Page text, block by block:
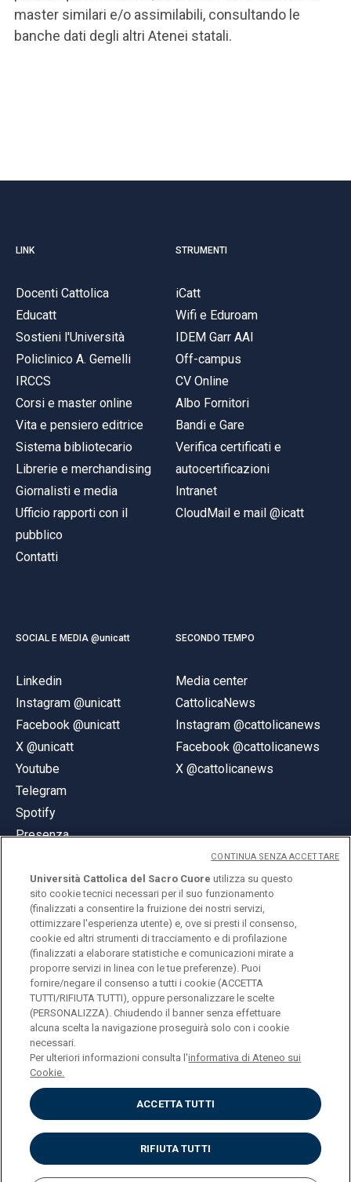
master similari e/o assimilabili, consultando le
banche dati degli altri Atenei statali.
LINK
Docenti Cattolica
Educatt
Sostieni l'Università
Policlinico A. Gemelli
IRCCS
Corsi e master online
Vita e pensiero editrice
Sistema bibliotecario
Librerie e merchandising
Giornalisti e media
Ufficio rapporti con il
pubblico
Contatti
STRUMENTI
iCatt
Wifi e Eduroam
IDEM Garr AAI
Off-campus
CV Online
Albo Fornitori
Bandi e Gare
Verifica certificati e
autocertificazioni
Intranet
CloudMail e mail @icatt
SOCIAL E MEDIA @unicatt
Linkedin
Instagram @unicatt
Facebook @unicatt
X @unicatt
Youtube
Telegram
Spotify
Presenza
SECONDO TEMPO
Media center
CattolicaNews
Instagram @cattolicanews
Facebook @cattolicanews
X @cattolicanews
© Università Cattolica del Sacro Cuore
Largo A. Gemelli 1, 20123 Milano
PI 02133120150
ENGLISH
Privacy
Accessibilità
Cookies
Impostazione Cookies
Università Cattolica del Sacro Cuore utilizza su questo
sito cookie tecnici necessari per il suo funzionamento
(finalizzati a consentire la fruizione dei nostri servizi,
ottimizzare l'esperienza utente) e, ove si presti il consenso,
cookie ed altri strumenti di tracciamento e di profilazione
(finalizzati a elaborare statistiche e comunicazioni mirate a
proporre servizi in linea con le tue preferenze). Puoi
fornire/negare il consenso a tutti i cookie (ACCETTA
TUTTI/RIFIUTA TUTTI), oppure personalizzare le scelte
(PERSONALIZZA). Chiudendo il banner senza effettuare
alcuna scelta la navigazione proseguirà solo con i cookie
necessari.
Per ulteriori informazioni consulta l'informativa di Ateneo sui
Cookie.
ACCETTA TUTTI
RIFIUTA TUTTI
CONTINUA SENZA ACCETTARE